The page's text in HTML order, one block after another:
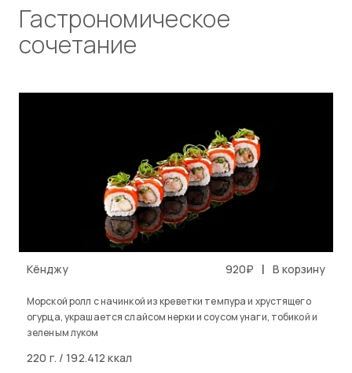
Гастрономическое
сочетание
Кёнджу 920₽ | В корзину
Морской ролл с начинкой из креветки темпура и хрустящего
огурца, украшается слайсом нерки и соусом унаги, тобикой и
зеленым луком
220 г. / 192.412 ккал